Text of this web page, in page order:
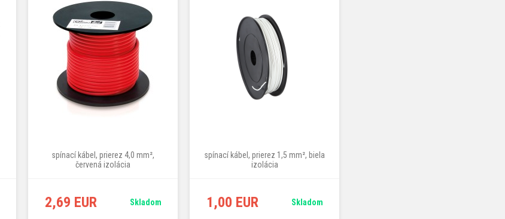
spínací kábel, prierez 4,0 mm²,
červená izolácia
2,69 EUR Skladom
spínací kábel, prierez 1,5 mm², biela
izolácia
1,00 EUR Skladom